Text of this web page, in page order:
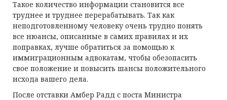
Такое количество информации становится все
труднее и труднее перерабатывать. Так как
неподготовленному человеку очень трудно понять
все нюансы, описанные в самих правилах и их
поправках, лучше обратиться за помощью к
иммиграционным адвокатам, чтобы обезопасить
свое положение и повысить шансы положительного
исхода вашего дела.
После отставки Амбер Радд с поста Министра